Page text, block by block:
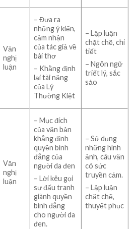
Văn
nghị
luận
– Đưa ra
những ý kiến,
cảm nhận
của tác giả về
bài thơ
– Khằng định
lại tài năng
của Lý
Thường Kiệt
– Lập luận
chặt chẽ, chi
tiết
– Ngôn ngữ
triết lý, sắc
sảo
Văn
nghị
luận
– Mục đích
của văn bản
khẳng định
quyền bình
đẳng của
người da đen
– Lời kêu gọi
sự đấu tranh
giành quyền
bình đẳng
cho người da
đen.
– Sử dụng
những hình
ảnh, câu văn
có sức
truyền cảm.
– Lập luận
chặt chẽ,
thuyết phục